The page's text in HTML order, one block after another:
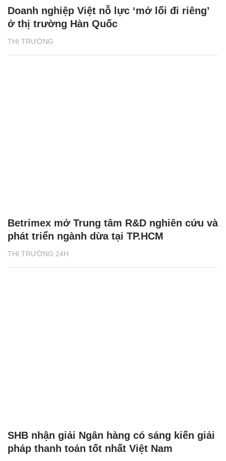
THỊ TRƯỜNG
Doanh nghiệp Việt nỗ lực ‘mở lối đi riêng’
ở thị trường Hàn Quốc
THỊ TRƯỜNG 24H
Betrimex mở Trung tâm R&D nghiên cứu và
phát triển ngành dừa tại TP.HCM
SHB nhận giải Ngân hàng có sáng kiến giải
pháp thanh toán tốt nhất Việt Nam